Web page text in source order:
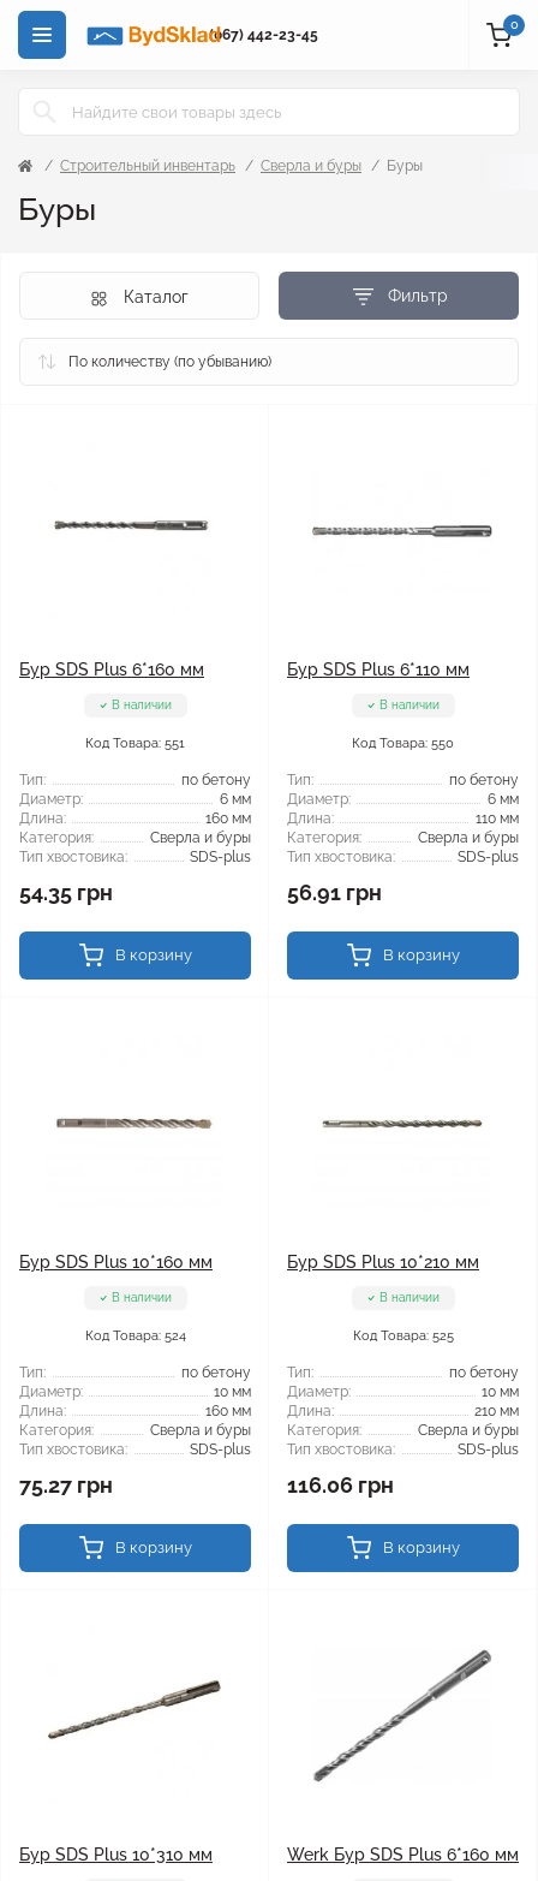
(067) 442-23-45
0
Строительный инвентарь Сверла и буры Буры
Буры
Фильтр
Каталог
Бур SDS Plus 6*160 мм
В наличии
Код Товара: 551
Тип:
по бетону
Диаметр:
6 мм
Длина:
160 мм
Категория:
Сверла и буры
Тип хвостовика:
SDS-plus
54.35 грн
В корзину
Бур SDS Plus 6*110 мм
В наличии
Код Товара: 550
Тип:
по бетону
Диаметр:
6 мм
Длина:
110 мм
Категория:
Сверла и буры
Тип хвостовика:
SDS-plus
56.91 грн
В корзину
Бур SDS Plus 10*160 мм
В наличии
Код Товара: 524
Тип:
по бетону
Диаметр:
10 мм
Длина:
160 мм
Категория:
Сверла и буры
Тип хвостовика:
SDS-plus
75.27 грн
В корзину
Бур SDS Plus 10*210 мм
В наличии
Код Товара: 525
Тип:
по бетону
Диаметр:
10 мм
Длина:
210 мм
Категория:
Сверла и буры
Тип хвостовика:
SDS-plus
116.06 грн
В корзину
Бур SDS Plus 10*310 мм Werk Бур SDS Plus 6*160 мм